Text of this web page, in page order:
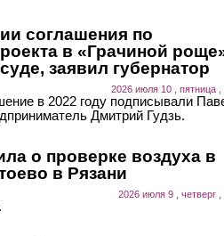
соглашения по
в «Грачиной
заявил губернатор
2026 июля 10 , пятница ,
в 2022 году подписывали
Дмитрий Гудзь.
о проверке воздуха в
в Рязани
2026 июля 9 , четверг ,